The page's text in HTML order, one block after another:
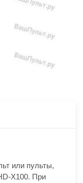
или пульты,
X100. При